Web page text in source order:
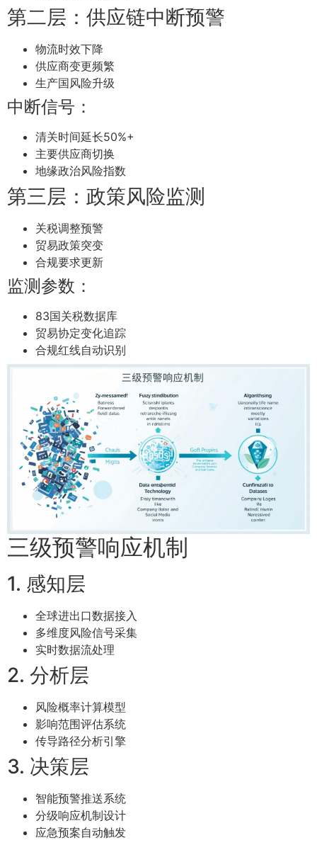
第二层：供应链中断预警
物流时效下降
供应商变更频繁
生产国风险升级
中断信号：
清关时间延长50%+
主要供应商切换
地缘政治风险指数
第三层：政策风险监测
关税调整预警
贸易政策突变
合规要求更新
监测参数：
83国关税数据库
贸易协定变化追踪
合规红线自动识别
三级预警响应机制
1. 感知层
全球进出口数据接入
多维度风险信号采集
实时数据流处理
2. 分析层
风险概率计算模型
影响范围评估系统
传导路径分析引擎
3. 决策层
智能预警推送系统
分级响应机制设计
应急预案自动触发